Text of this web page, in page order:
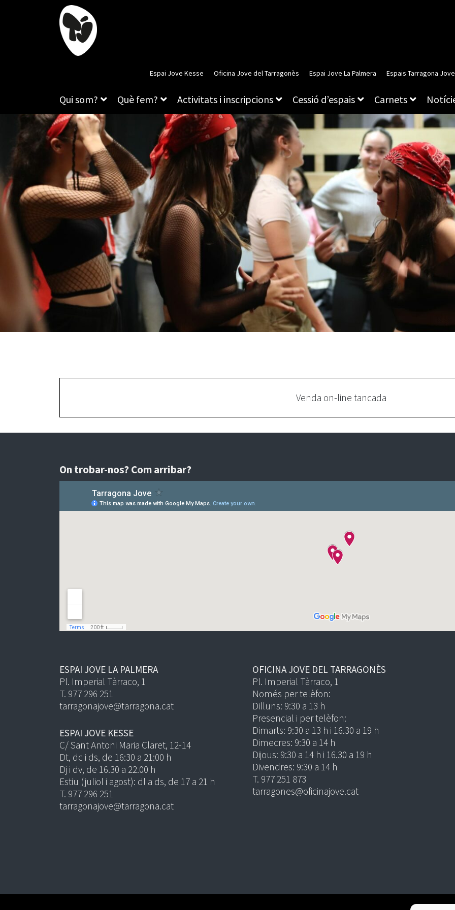
Espai Jove Kesse Oficina Jove del Tarragonès Espai Jove La Palmera Espais Tarragona Jove
Qui som? Què fem? Activitats i inscripcions Cessió d’espais Carnets
Venda on-line tancada
On trobar-nos? Com arribar?
ESPAI JOVE LA PALMERA
Pl. Imperial Tàrraco, 1
T. 977 296 251
tarragonajove@tarragona.cat
ESPAI JOVE KESSE
C/ Sant Antoni Maria Claret, 12-14
Dt, dc i ds, de 16:30 a 21:00 h
Dj i dv, de 16.30 a 22.00 h
Estiu (juliol i agost): dl a ds, de 17 a 21 h
T. 977 296 251
tarragonajove@tarragona.cat
OFICINA JOVE DEL TARRAGONÈS
Pl. Imperial Tàrraco, 1
Només per telèfon:
Dilluns: 9:30 a 13 h
Presencial i per telèfon:
Dimarts: 9:30 a 13 h i 16.30 a 19 h
Dimecres: 9:30 a 14 h
Dijous: 9:30 a 14 h i 16.30 a 19 h
Divendres: 9:30 a 14 h
T. 977 251 873
tarragones@oficinajove.cat